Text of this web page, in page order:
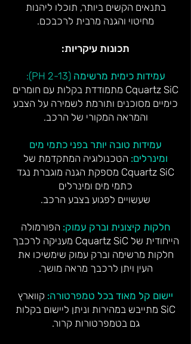
בתנאים הקשים ביותר, תוכלו ליהנות
מחיטוי והגנה מרבית לרכבכם.
תכונות עיקריות:
עמידות כימית מרשימה (PH 2-13):
Cquartz SiC מתמודדת בקלות עם חומרים
כימיים מסוכנים ותורמת לשמירה על הצבע
והמראה המקורי של הרכב.
עמידות טובה יותר בפני כתמי מים
ומינרלים: הטכנולוגיה המתקדמת של
Cquartz SiC מספקת הגנה מוגברת נגד
כתמי מים ומינרלים
שעשויים לפגוע בצבע הרכב.
חלקות קיצונית וברק עמוק: הפורמולה
הייחודית של Cquartz SiC מעניקה לרכבך
חלקות מרשימה וברק עמוק שימשיכו את
העין ויתן לרכבך מראה מושך.
יישום קל מאוד בכל טמפרטורה: קווארץ
SiC מתייבש במהירות וניתן ליישום בקלות
גם בטמפרטורות קרור.